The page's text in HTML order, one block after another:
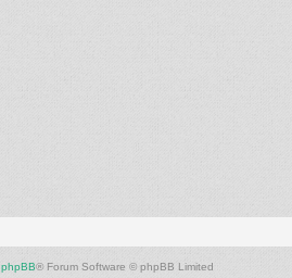
phpBB® Forum Software © phpBB Limited